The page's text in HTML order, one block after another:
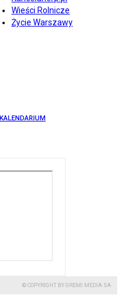
Wieści Rolnicze
Życie Warszawy
KALENDARIUM
© COPYRIGHT BY GREMI MEDIA SA